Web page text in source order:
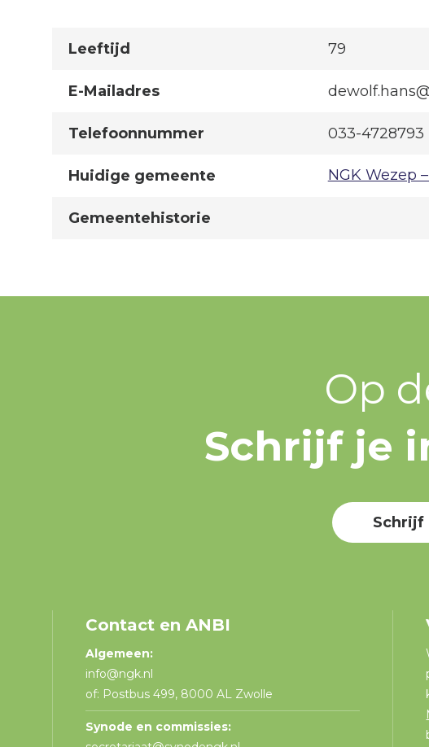
Leeftijd 79
E-Mailadres
Telefoonnummer 033-4728793
Huidige gemeente NGK Wezep
Gemeentehistorie
Op
Schrijf je
Schrijf
Contact en ANBI
Algemeen:
info@ngk.nl
of: Postbus 499, 8000 AL Zwolle
Synode en commissies: